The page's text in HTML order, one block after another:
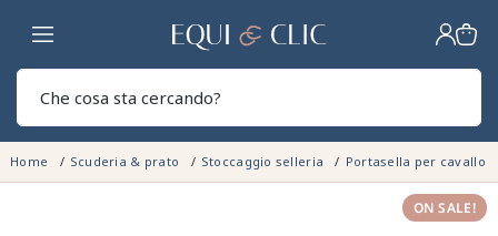
Casa
Home Scuderia & prato Stoccaggio selleria Portasella per cavallo
ON SALE!